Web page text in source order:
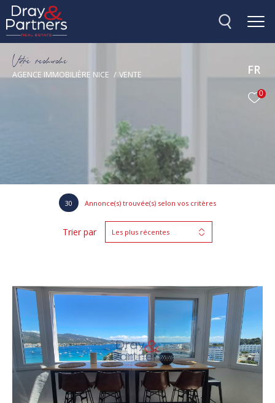
FR
0
Vore recece
AGENCE IMMOBILIÈRE NICE VENTE
30 Annonce(s) trouvée(s) selon vos critères
Trier par Les plus récentes